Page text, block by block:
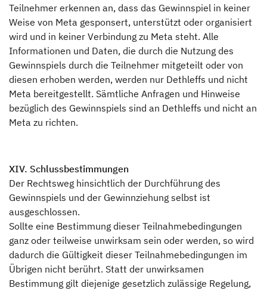
Teilnehmer erkennen an, dass das Gewinnspiel in keiner
Weise von Meta gesponsert, unterstützt oder organisiert
wird und in keiner Verbindung zu Meta steht. Alle
Informationen und Daten, die durch die Nutzung des
Gewinnspiels durch die Teilnehmer mitgeteilt oder von
diesen erhoben werden, werden nur Dethleffs und nicht
Meta bereitgestellt. Sämtliche Anfragen und Hinweise
bezüglich des Gewinnspiels sind an Dethleffs und nicht an
Meta zu richten.
XIV. Schlussbestimmungen
Der Rechtsweg hinsichtlich der Durchführung des
Gewinnspiels und der Gewinnziehung selbst ist
ausgeschlossen.
Sollte eine Bestimmung dieser Teilnahmebedingungen
ganz oder teilweise unwirksam sein oder werden, so wird
dadurch die Gültigkeit dieser Teilnahmebedingungen im
Übrigen nicht berührt. Statt der unwirksamen
Bestimmung gilt diejenige gesetzlich zulässige Regelung,